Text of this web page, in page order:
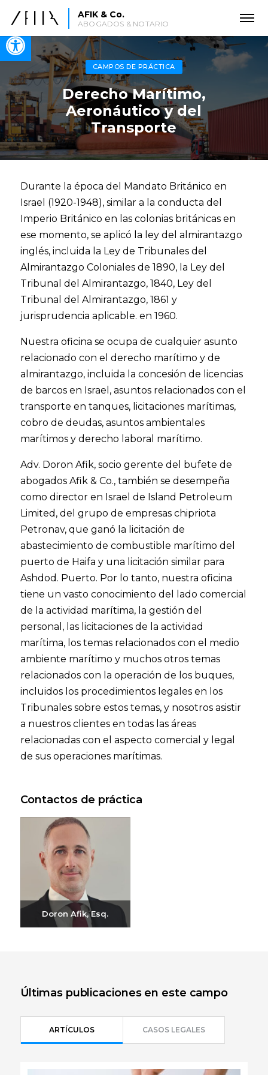
Open toolbar
AFIK & Co.
ABOGADOS & NOTARIO
CAMPOS DE PRÁCTICA
Derecho Marítimo,
Aeronáutico y del
Transporte
Durante la época del Mandato Británico en
Israel (1920-1948), similar a la conducta del
Imperio Británico en las colonias británicas en
ese momento, se aplicó la ley del almirantazgo
inglés, incluida la Ley de Tribunales del
Almirantazgo Coloniales de 1890, la Ley del
Tribunal del Almirantazgo, 1840, Ley del
Tribunal del Almirantazgo, 1861 y
jurisprudencia aplicable. en 1960.
Nuestra oficina se ocupa de cualquier asunto
relacionado con el derecho marítimo y de
almirantazgo, incluida la concesión de licencias
de barcos en Israel, asuntos relacionados con el
transporte en tanques, licitaciones marítimas,
cobro de deudas, asuntos ambientales
marítimos y derecho laboral marítimo.
Adv. Doron Afik, socio gerente del bufete de
abogados Afik & Co., también se desempeña
como director en Israel de Island Petroleum
Limited, del grupo de empresas chipriota
Petronav, que ganó la licitación de
abastecimiento de combustible marítimo del
puerto de Haifa y una licitación similar para
Ashdod. Puerto. Por lo tanto, nuestra oficina
tiene un vasto conocimiento del lado comercial
de la actividad marítima, la gestión del
personal, las licitaciones de la actividad
marítima, los temas relacionados con el medio
ambiente marítimo y muchos otros temas
relacionados con la operación de los buques,
incluidos los procedimientos legales en los
Tribunales sobre estos temas, y nosotros asistir
a nuestros clientes en todas las áreas
relacionadas con el aspecto comercial y legal
de sus operaciones marítimas.
Contactos de práctica
Doron Afik, Esq.
Últimas publicaciones en este campo
ARTÍCULOS CASOS LEGALES